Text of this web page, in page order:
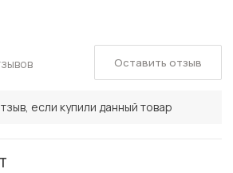
если купили данный товар
Оставить отзыв